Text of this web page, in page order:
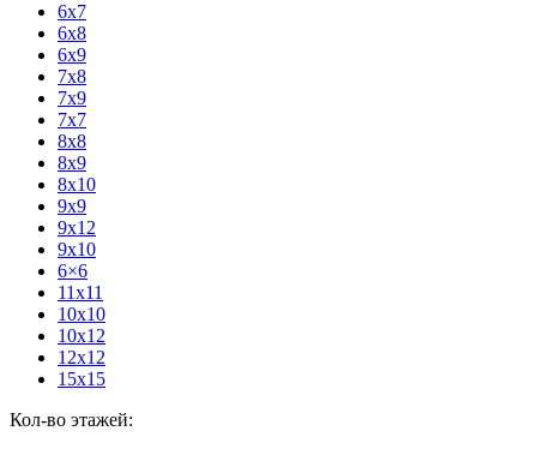
6x7
6x8
6x9
7x8
7x9
7x7
8x8
8x9
8x10
9x9
9x12
9x10
6×6
11х11
10х10
10х12
12х12
15х15
Кол-во этажей: